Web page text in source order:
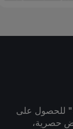
للحصول على
حصرية،